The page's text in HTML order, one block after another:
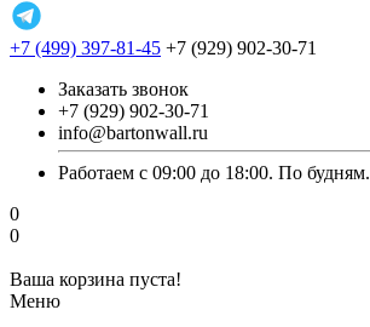
+7 (499) 397-81-45 +7 (929) 902-30-71
Заказать звонок
+7 (929) 902-30-71
info@bartonwall.ru
Работаем с 09:00 до 18:00. По будням.
0
0
Ваша корзина пуста!
Меню